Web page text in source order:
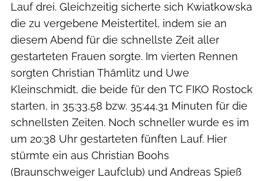
Lauf drei. Gleichzeitig sicherte sich Kwiatkowska
die zu vergebene Meistertitel, indem sie an
diesem Abend für die schnellste Zeit aller
gestarteten Frauen sorgte. Im vierten Rennen
sorgten Christian Thämlitz und Uwe
Kleinschmidt, die beide für den TC FIKO Rostock
starten, in 35:33,58 bzw. 35:44,31 Minuten für die
schnellsten Zeiten. Noch schneller wurde es im
um 20:38 Uhr gestarteten fünften Lauf. Hier
stürmte ein aus Christian Boohs
(Braunschweiger Laufclub) und Andreas Spieß